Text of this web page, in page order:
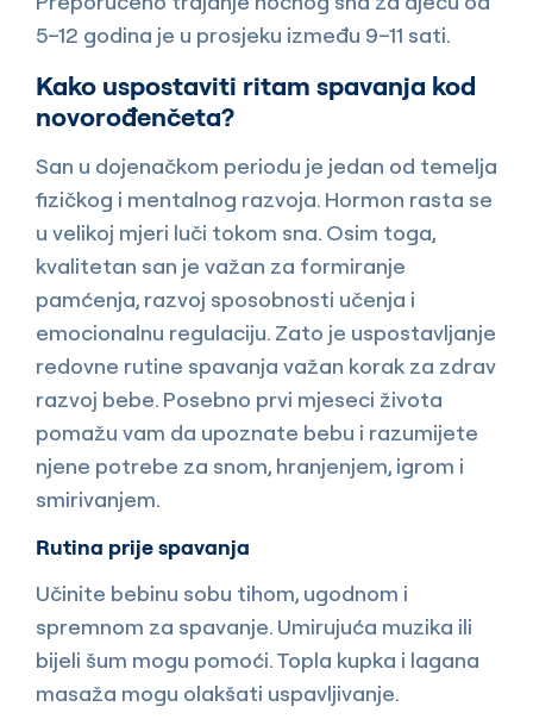
5–12 godina je u prosjeku između 9–11 sati.
Kako uspostaviti ritam spavanja kod
novorođenčeta?
San u dojenačkom periodu je jedan od temelja
fizičkog i mentalnog razvoja. Hormon rasta se
u velikoj mjeri luči tokom sna. Osim toga,
kvalitetan san je važan za formiranje
pamćenja, razvoj sposobnosti učenja i
emocionalnu regulaciju. Zato je uspostavljanje
redovne rutine spavanja važan korak za zdrav
razvoj bebe. Posebno prvi mjeseci života
pomažu vam da upoznate bebu i razumijete
njene potrebe za snom, hranjenjem, igrom i
smirivanjem.
Rutina prije spavanja
Učinite bebinu sobu tihom, ugodnom i
spremnom za spavanje. Umirujuća muzika ili
bijeli šum mogu pomoći. Topla kupka i lagana
masaža mogu olakšati uspavljivanje.